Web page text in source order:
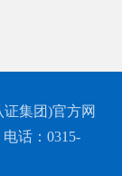
集团)官方网
话：0315-